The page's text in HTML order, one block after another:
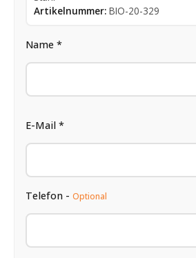
Artikelnummer: BIO-20-329
Name *
E-Mail *
Telefon - Optional